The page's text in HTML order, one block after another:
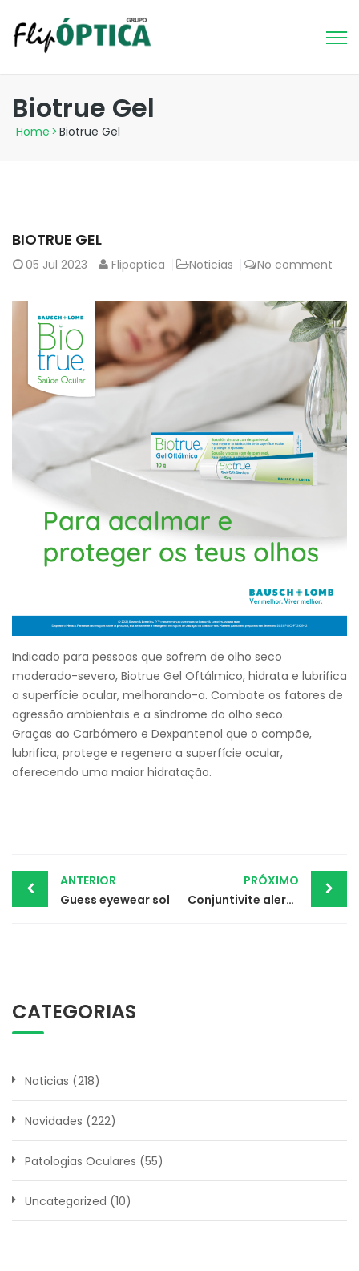
Biotrue Gel
Home > Biotrue Gel
BIOTRUE GEL
05 Jul 2023 Flipoptica Noticias No comment
Indicado para pessoas que sofrem de olho seco
moderado-severo, Biotrue Gel Oftálmico, hidrata e lubrifica
a superfície ocular, melhorando-a. Combate os fatores de
agressão ambientais e a síndrome do olho seco.
Graças ao Carbómero e Dexpantenol que o compõe,
lubrifica, protege e regenera a superfície ocular,
oferecendo uma maior hidratação.
Post
navigation
ANTERIOR
Guess eyewear sol
PRÓXIMO
Conjuntivite alergica
CATEGORIAS
Noticias (218)
Novidades (222)
Patologias Oculares (55)
Uncategorized (10)